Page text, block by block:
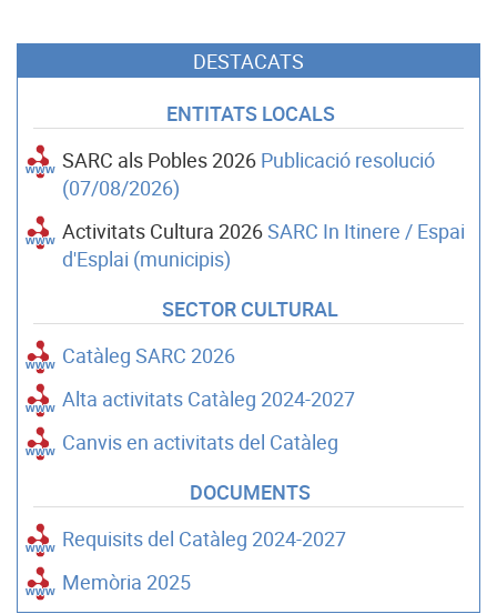
DESTACATS
ENTITATS LOCALS
SARC als Pobles 2026 Publicació resolució
(07/08/2026)
Activitats Cultura 2026SARC In Itinere / Espai
d'Esplai (municipis)
SECTOR CULTURAL
Catàleg SARC 2026
Alta activitats Catàleg 2024-2027
Canvis en activitats del Catàleg
DOCUMENTS
Requisits del Catàleg 2024-2027
Memòria 2025